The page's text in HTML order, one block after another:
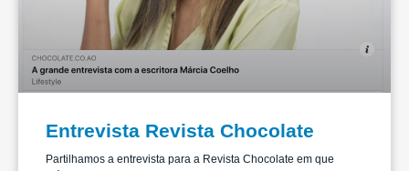
Entrevista Revista Chocolate
Partilhamos a entrevista para a Revista Chocolate em que